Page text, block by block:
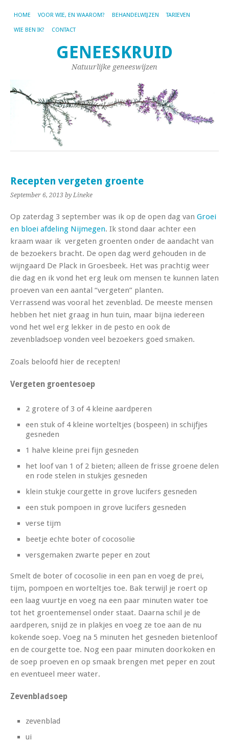
HOME VOOR WIE, EN WAAROM? BEHANDELWIJZEN TARIEVEN
WIE BEN IK? CONTACT
GENEESKRUID
Natuurlijke geneeswijzen
Recepten vergeten groente
September 6, 2013 by Lineke
Op zaterdag 3 september was ik op de open dag van Groei
en bloei afdeling Nijmegen. Ik stond daar achter een
kraam waar ik vergeten groenten onder de aandacht van
de bezoekers bracht. De open dag werd gehouden in de
wijngaard De Plack in Groesbeek. Het was prachtig weer
die dag en ik vond het erg leuk om mensen te kunnen laten
proeven van een aantal “vergeten” planten.
Verrassend was vooral het zevenblad. De meeste mensen
hebben het niet graag in hun tuin, maar bijna iedereen
vond het wel erg lekker in de pesto en ook de
zevenbladsoep vonden veel bezoekers goed smaken.
Zoals beloofd hier de recepten!
Vergeten groentesoep
2 grotere of 3 of 4 kleine aardperen
een stuk of 4 kleine worteltjes (bospeen) in schijfjes
gesneden
1 halve kleine prei fijn gesneden
het loof van 1 of 2 bieten; alleen de frisse groene delen
en rode stelen in stukjes gesneden
klein stukje courgette in grove lucifers gesneden
een stuk pompoen in grove lucifers gesneden
verse tijm
beetje echte boter of cocosolie
versgemaken zwarte peper en zout
Smelt de boter of cocosolie in een pan en voeg de prei,
tijm, pompoen en worteltjes toe. Bak terwijl je roert op
een laag vuurtje en voeg na een paar minuten water toe
tot het groentemensel onder staat. Daarna schil je de
aardperen, snijd ze in plakjes en voeg ze toe aan de nu
kokende soep. Voeg na 5 minuten het gesneden bietenloof
en de courgette toe. Nog een paar minuten doorkoken en
de soep proeven en op smaak brengen met peper en zout
en eventueel meer water.
Zevenbladsoep
zevenblad
ui